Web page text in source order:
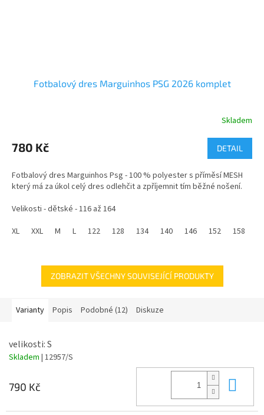
Fotbalový dres Marguinhos PSG 2026 komplet
Skladem
780 Kč DETAIL
Fotbalový dres Marguinhos Psg - 100 % polyester s příměsí MESH
který má za úkol celý dres odlehčit a zpříjemnit tím běžné nošení.
Velikosti - dětské - 116 až 164
Velikosti - pánské - M až XXL
Vhodné jako dárek pro děti k narozeninám, nebo na Vánoce.
XL XXL M L 122 128 134 140 146 152 158
ZOBRAZIT VŠECHNY SOUVISEJÍCÍ PRODUKTY
Varianty Popis Podobné (12) Diskuze
velikosti: S
Skladem | 12957/S
790 Kč